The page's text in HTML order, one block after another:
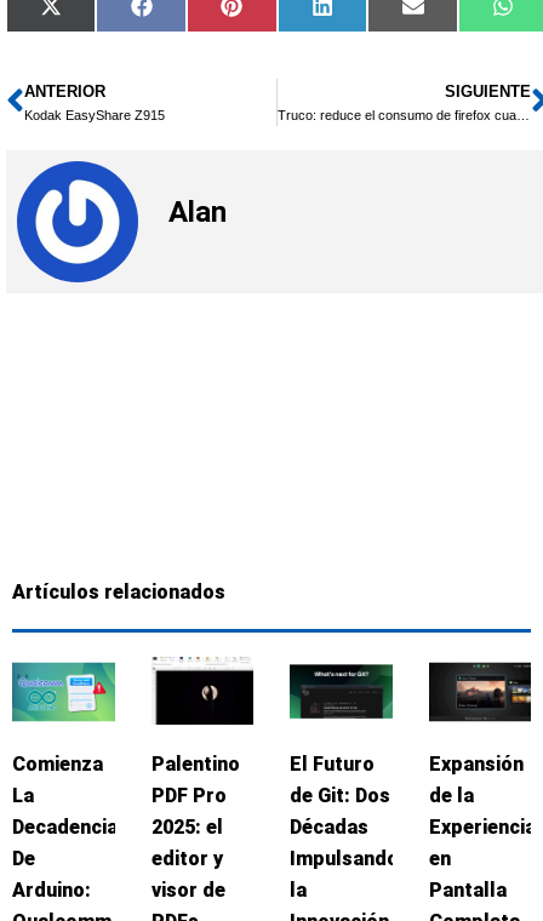
Compartir
en
X
(Twitter)
Compartir
en
FacebookCompartir
en
Pinterest Compartir
en
LinkedIn
Compartir
en
Email
en
Ant
ANTERIOR
Kodak EasyShare Z915
SIGUIENTE
Alan
Artículos relacionados
Comienza
La
Decadencia
De
Arduino:
Palentino
PDF Pro
2025: el
editor y
visor de
El Futuro
de Git: Dos
Décadas
Impulsando
la
Expansión
de la
Experiencia
en
Pantalla